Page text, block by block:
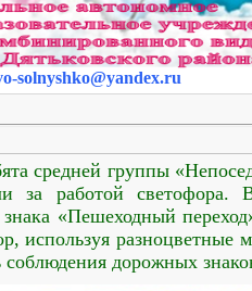
solnyshko@yandex.ru
средней группы
за работой светофора.
«Пешеходный
используя
дорожных